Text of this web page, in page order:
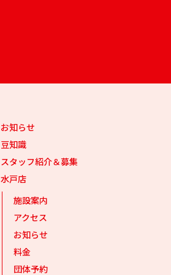
お知らせ
豆知識
スタッフ紹介＆募集
水戸店
施設案内
アクセス
お知らせ
料金
団体予約